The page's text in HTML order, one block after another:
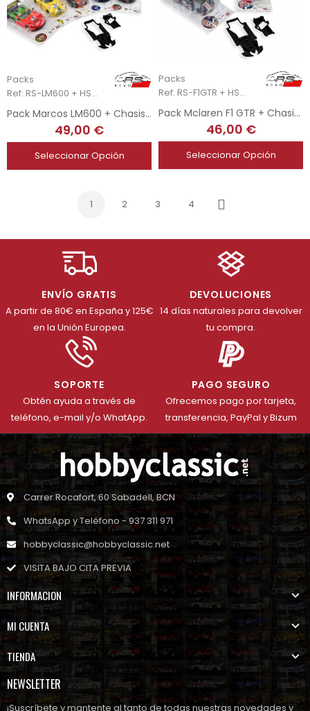
Packs
Ref: RS-LM600 + HSR-2112
Pack Marcos LM600 + Chasis 3DP + Soporte Motor AW 3DP HSR
49,00 €
Seleccionar Opción
Packs
Ref: RS-F1GTR + HSR-2128
Pack Mclaren F1 GTR + Chasis 3DP + Soporte Motor AW 3DP HSR
46,00 €
Seleccionar Opción
1 2 3 4
Siguiente
ENVÍO GRATIS
A partir de 80€ en España y 125€
en la Unión Europea.
DEVOLUCIONES
14 días naturales para devolver
tu compra.
SOPORTE
Obtén ayuda a través de
teléfono, e-mail y/o WhatApp.
PAGO SEGURO
Ofrecemos pago por tarjeta,
transferencia, PayPal y Bizum
Carrer Rocafort, 60 Sabadell, BCN
WhatsApp y Teléfono - 937 311 971
hobbyclassic@hobbyclassic.net
VISITA BAJO CITA PREVIA
INFORMACION
MI CUENTA
TIENDA
NEWSLETTER
¡Suscríbete y mantente al tanto de todas nuestras novedades y